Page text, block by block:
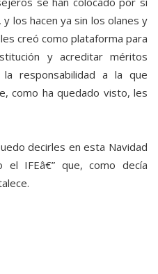
los hacen ya sin los olanes y
creó como plataforma para
y acreditar méritos
responsabilidad a la que
como ha quedado visto, les
decirles en esta Navidad
IFEâ€” que, como decía